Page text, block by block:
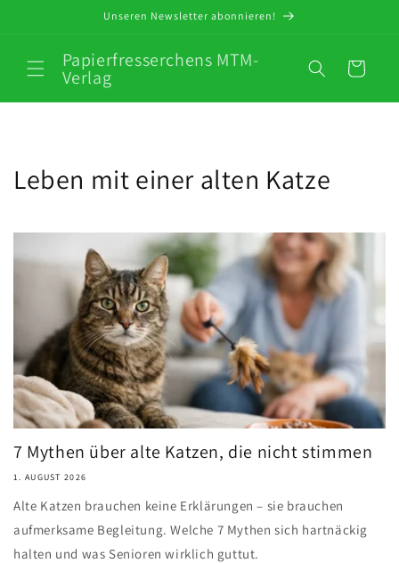
Unseren Newsletter abonnieren!
Papierfresserchens MTM-
Verlag Warenkorb
Leben mit einer alten Katze
7 Mythen über alte Katzen, die nicht stimmen
1. AUGUST 2026
Alte Katzen brauchen keine Erklärungen – sie brauchen
aufmerksame Begleitung. Welche 7 Mythen sich hartnäckig
halten und was Senioren wirklich guttut.